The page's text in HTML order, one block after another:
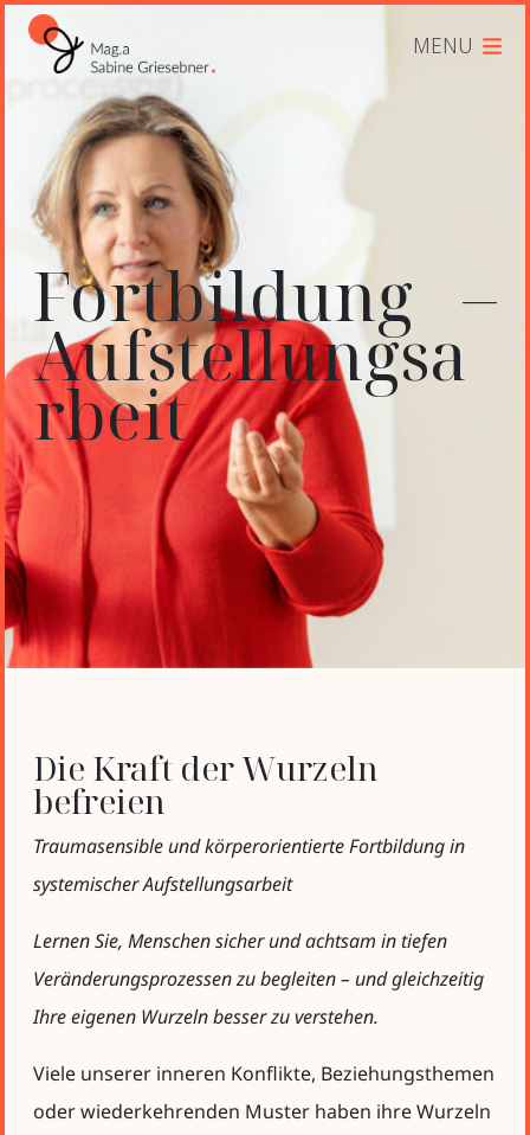
Skip to content
MENU
Fortbildung –
Aufstellungsa
rbeit
Die Kraft der Wurzeln
befreien
Traumasensible und körperorientierte Fortbildung in
systemischer Aufstellungsarbeit
Lernen Sie, Menschen sicher und achtsam in tiefen
Veränderungsprozessen zu begleiten – und gleichzeitig
Ihre eigenen Wurzeln besser zu verstehen.
Viele unserer inneren Konflikte, Beziehungsthemen
oder wiederkehrenden Muster haben ihre Wurzeln